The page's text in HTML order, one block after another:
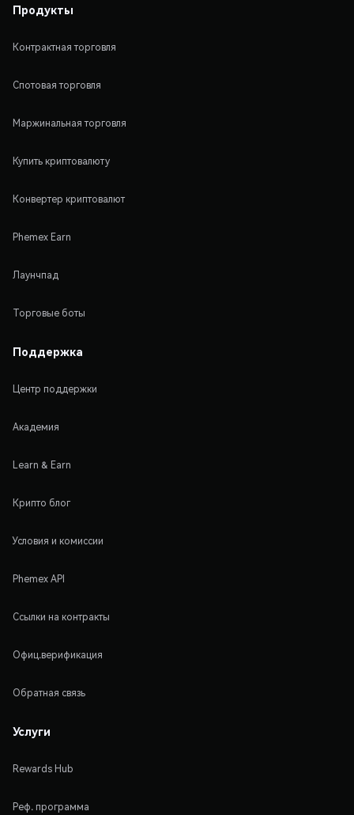
Продукты
Контрактная торговля
Спотовая торговля
Маржинальная торговля
Купить криптовалюту
Конвертер криптовалют
Phemex Earn
Лаунчпад
Торговые боты
Поддержка
Центр поддержки
Академия
Learn & Earn
Крипто блог
Условия и комиссии
Phemex API
Ссылки на контракты
Офиц.верификация
Обратная связь
Услуги
Rewards Hub
Реф. программа